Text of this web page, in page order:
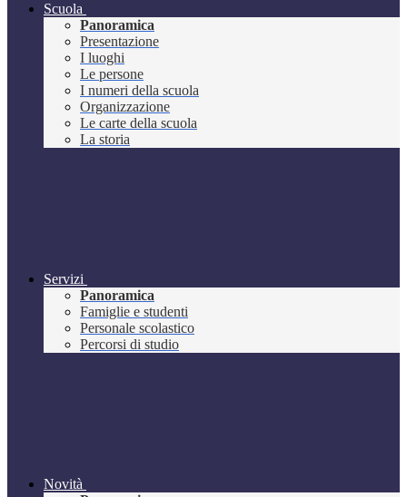
Scuola
Panoramica
Presentazione
I luoghi
Le persone
I numeri della scuola
Organizzazione
Le carte della scuola
La storia
Servizi
Panoramica
Famiglie e studenti
Personale scolastico
Percorsi di studio
Novità